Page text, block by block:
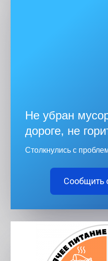
Не убран
дороге, не
Столкнулись с
Сообщить